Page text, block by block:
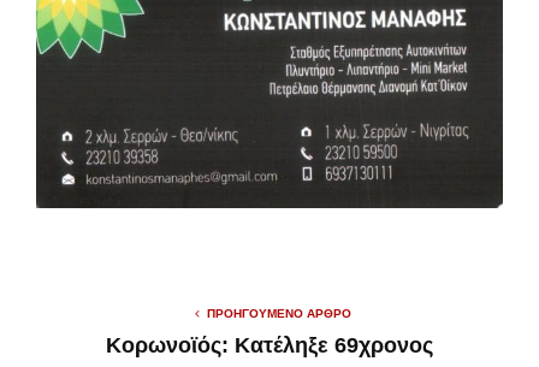
ΠΡΟΗΓΟΎΜΕΝΟ ΆΡΘΡΟ
Κορωνοϊός: Κατέληξε 69χρονος